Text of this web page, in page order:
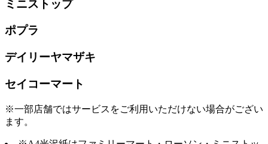
ミニストップ
ポプラ
デイリーヤマザキ
セイコーマート
※一部店舗ではサービスをご利用いただけない場合がござい
ます。